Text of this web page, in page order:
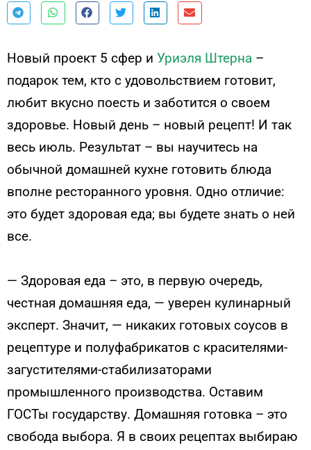
Новый проект 5 сфер и Уриэля Штерна –
подарок тем, кто с удовольствием готовит,
любит вкусно поесть и заботится о своем
здоровье. Новый день – новый рецепт! И так
весь июль. Результат – вы научитесь на
обычной домашней кухне готовить блюда
вполне ресторанного уровня. Одно отличие:
это будет здоровая еда; вы будете знать о ней
все.
— Здоровая еда – это, в первую очередь,
честная домашняя еда, — уверен кулинарный
эксперт. Значит, — никаких готовых соусов в
рецептуре и полуфабрикатов с красителями-
загустителями-стабилизаторами
промышленного производства. Оставим
ГОСТы государству. Домашняя готовка – это
свобода выбора. Я в своих рецептах выбираю